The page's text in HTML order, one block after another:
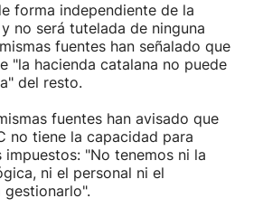
forma independiente de la
no será tutelada de ninguna
fuentes han señalado que
"la hacienda catalana no puede
del resto.
fuentes han avisado que
no tiene la capacidad para
"No tenemos ni la
ni el personal ni el